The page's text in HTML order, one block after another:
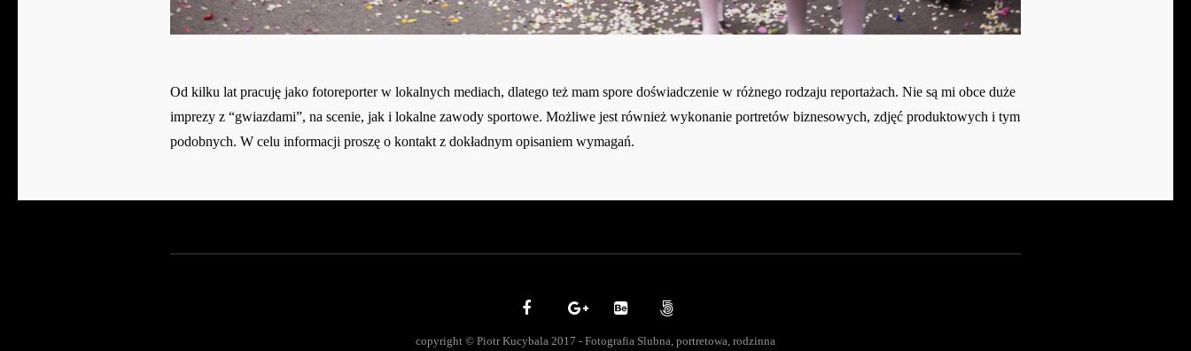
Od kilku lat pracuję jako fotoreporter w lokalnych mediach, dlatego też mam spore doświadczenie w różnego rodzaju reportażach. Nie są mi obce duże
imprezy z “gwiazdami”, na scenie, jak i lokalne zawody sportowe. Możliwe jest również wykonanie portretów biznesowych, zdjęć produktowych i tym
podobnych. W celu informacji proszę o kontakt z dokładnym opisaniem wymagań.
copyright © Piotr Kucybala 2017 - Fotografia Slubna, portretowa, rodzinna